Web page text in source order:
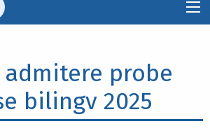
probe
bilingv 2025